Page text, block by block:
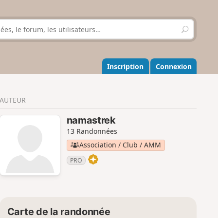
R
e
h
e
r
r
Inscription Connexion
AUTEUR
namastrek
13 Randonnées
Association / Club / AMM
PRO
Carte de la randonnée